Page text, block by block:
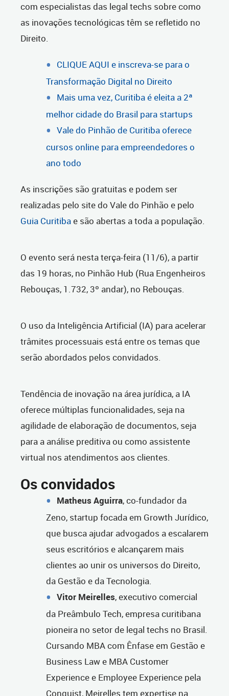
com especialistas das legal techs sobre como
as inovações tecnológicas têm se refletido no
Direito.
CLIQUE AQUI e inscreva-se para o
Transformação Digital no Direito
Mais uma vez, Curitiba é eleita a 2ª
melhor cidade do Brasil para startups
Vale do Pinhão de Curitiba oferece
cursos online para empreendedores o
ano todo
As inscrições são gratuitas e podem ser
realizadas pelo site do Vale do Pinhão e pelo
Guia Curitibae são abertas a toda a população.
O evento será nesta terça-feira (11/6), a partir
das 19 horas, no Pinhão Hub (Rua Engenheiros
Rebouças, 1.732, 3º andar), no Rebouças.
O uso da Inteligência Artificial (IA) para acelerar
trâmites processuais está entre os temas que
serão abordados pelos convidados.
Tendência de inovação na área jurídica, a IA
oferece múltiplas funcionalidades, seja na
agilidade de elaboração de documentos, seja
para a análise preditiva ou como assistente
virtual nos atendimentos aos clientes.
Os convidados
Matheus Aguirra, co-fundador da
Zeno, startup focada em Growth Jurídico,
que busca ajudar advogados a escalarem
seus escritórios e alcançarem mais
clientes ao unir os universos do Direito,
da Gestão e da Tecnologia.
Vitor Meirelles, executivo comercial
da Preâmbulo Tech, empresa curitibana
pioneira no setor de legal techs no Brasil.
Cursando MBA com Ênfase em Gestão e
Business Law e MBA Customer
Experience e Employee Experience pela
Conquist, Meirelles tem expertise na